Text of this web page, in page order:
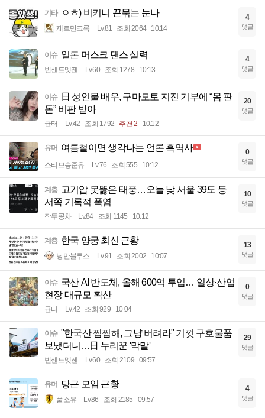
기타 ㅇㅎ) 비키니 끈묶는 눈나
제르만크록 Lv.81 조회 2064 10:14
4
댓글
이슈 일론 머스크 댄스 실력
빈센트멧젠 Lv.60 조회 1278 10:13
4
댓글
이슈
日 성인물 배우, 구마모토 지진 기부에 “몸 판
돈” 비판 받아
균터 Lv.42 조회 1792 추천 2 10:12
20
댓글
유머 여름철이면 생각나는 언론 흑역사
스티브승준유 Lv.76 조회 555 10:12
0
댓글
계층 고기압 못뚫은 태풍…오늘 낮 서울 39도 등
서쪽 기록적 폭염
작두콩차 Lv.84 조회 1145 10:12
10
댓글
계층 한국 양궁 최신 근황
낭만블루스 Lv.91 조회 2002 10:07
13
댓글
이슈 국산 AI 반도체, 올해 600억 투입… 일상·산업
현장 대규모 확산
균터 Lv.42 조회 929 10:04
0
댓글
이슈 "한국산 찝찝해, 그냥 버려라" 기껏 구호물품
보냈더니…日 누리꾼 '막말'
빈센트멧젠 Lv.60 조회 2109 09:57
29
댓글
유머 당근 모임 근황
풀소유 Lv.86 조회 2185 09:57
4
댓글